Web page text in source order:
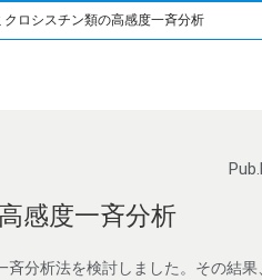
ロシスチン類の高感度一斉分析
感度一斉分析
分析法を検討しました。その結果